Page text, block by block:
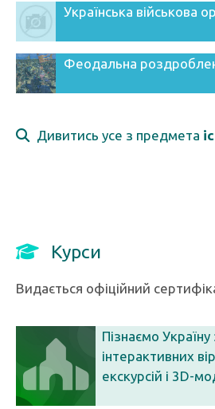
Українська військова
Феодальна
Дивитись усе з предмета
Курси
Видається офіційний
Пізнаємо
інтерактивних
екскурсій і 3D-